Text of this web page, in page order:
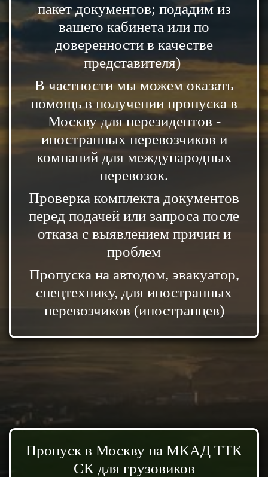
пакет документов; подадим из
вашего кабинета или по
доверенности в качестве
представителя)
В частности мы можем оказать
помощь в получении пропуска в
Москву для нерезидентов -
иностранных перевозчиков и
компаний для международных
перевозок.
Проверка комплекта документов
перед подачей или запроса после
отказа с выявлением причин и
проблем
Пропуска на автодом, эвакуатор,
спецтехнику, для иностранных
перевозчиков (иностранцев)
Пропуск в Москву на МКАД ТТК
СК для грузовиков